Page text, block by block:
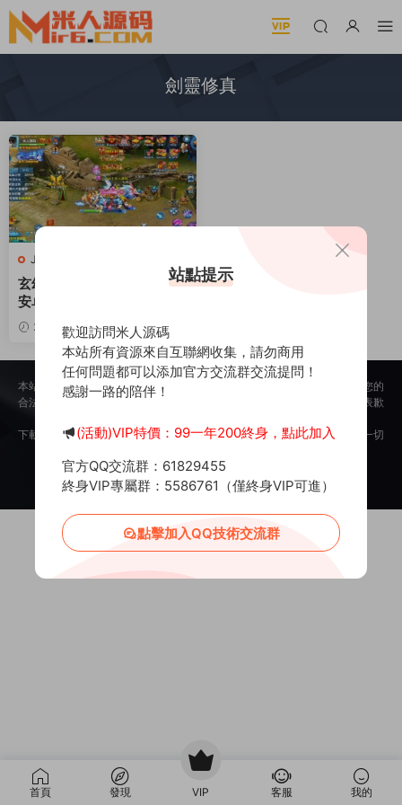
劍靈修真
J-劍靈修真
玄幻修真手遊【劍靈修真】
安卓蘋果雙端+機器人+支持
跨服+架設教程
2021-07-13 4.13k 30
本站所提供的内容均來自公開網絡收集、轉發、二次開發而來，若侵犯了您的
合法權益，請來信通知我們，我們會及時删除，給您帶來的不便，我們深表歉
下載用戶僅供學習交流，若使用商業用途，請購買正版授權，否則産生的一切
Copyright © 2012-2025 MiR6.COMAll Rights Reserved
投訴郵箱： Mail@Mir6.com 蜀ICP備2022016462号-2
首頁 發現 VIP 客服 我的
站點提示
歡迎訪問米人源碼
本站所有資源來自互聯網收集，請勿商用
任何問題都可以添加官方交流群交流提問！
感謝一路的陪伴！
(活動)VIP特價：99一年200終身，點此加入
官方QQ交流群：61829455
終身VIP專屬群：5586761（僅終身VIP可進）
點擊加入QQ技術交流群